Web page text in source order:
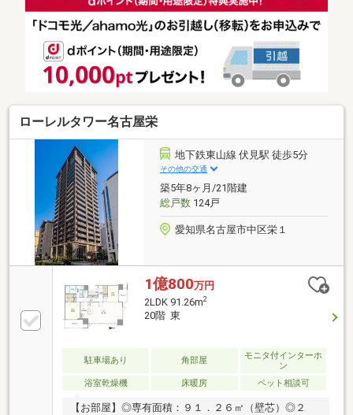
ックスを設置。不在時のお届け物も安心です。（眺
望・環境等は、将来に渡り保証するものではありませ
ローレルタワー名古屋栄
地下鉄東山線 伏見駅 徒歩5分
その他の交通
築5年8ヶ月/21階建
総戸数124戸
愛知県名古屋市中区栄１
1億800万円
2LDK 91.26m2
20階 東
駐車場あり 角部屋
モニタ付インターホ
ン
浴室乾燥機
床暖房 ペット相談可
【お部屋】◎専有面積：９１．２６㎡（壁芯）◎２